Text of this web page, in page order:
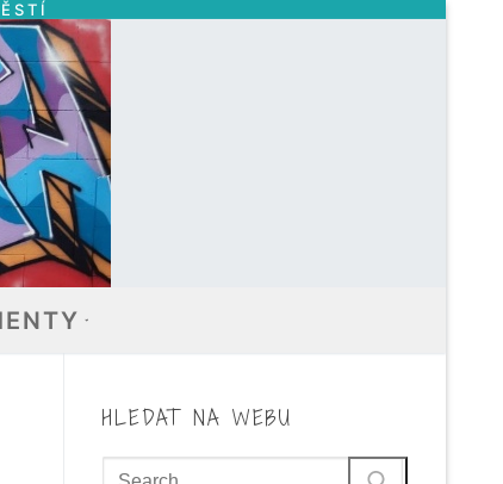
HLEDAT NA WEBU
Hledat: